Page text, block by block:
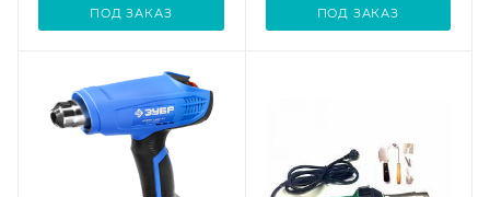
ПОД ЗАКАЗ ПОД ЗАКАЗ